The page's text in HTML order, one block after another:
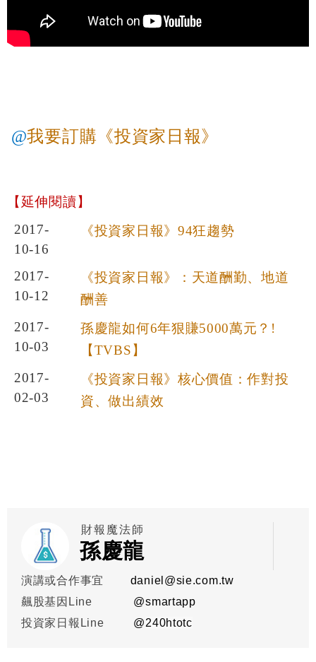
@我要訂購《投資家日報》
【延伸閱讀】
2017-
10-16
《投資家日報》94狂趨勢
2017-
10-12
《投資家日報》：天道酬勤、地道
酬善
2017-
10-03
孫慶龍如何6年狠賺5000萬元？!
【TVBS】
2017-
02-03
《投資家日報》核心價值：作對投
資、做出績效
財報魔法師
孫慶龍
演講或合作事宜
daniel@sie.com.tw
飆股基因Line
@smartapp
投資家日報Line
@240htotc